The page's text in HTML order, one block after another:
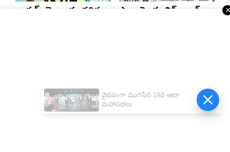
భారత్, చైనాలకు తగ్గిన
ఎన్నారైలకు బిగ్ అలర్ట్..
వైభవంగా ముగిసిన 19వ ఆటా
మహాసభలు